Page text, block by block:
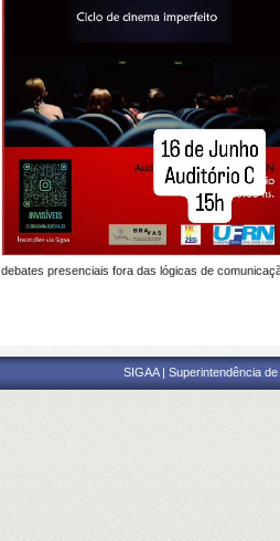
debates presenciais fora das lógicas de
SIGAA | Superintendência